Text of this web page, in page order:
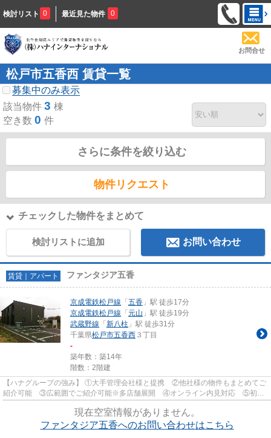
検討リスト 0 最近見た物件 0
お問合せ
松戸市五香西 賃貸一覧
募集中のみ表示
該当物件 3 棟
空き数 0 件
さらに条件を絞り込む
物件リクエスト
チェックした物件をまとめて
検討リストに追加 お問い合わせ
賃貸｜アパート ファンタジア五香
京成電鉄松戸線 「 五香 」駅 徒歩17分
京成電鉄松戸線 「 元山 」駅 徒歩19分
武蔵野線 「 新八柱 」駅 徒歩31分
千葉県松戸市五香西 ３丁目
-
築年数：築14年
階数：2階建
【ハナグループの強み】 ①大手管理会社様と提携 ②他社様の物件もまとめてご
紹介可能 ③広範囲でご紹介可能※多店舗展開 ④オンライン内見対応 ⑤初期
現在空室情報がありません。
ファンタジア五香へのお問い合わせはこちら